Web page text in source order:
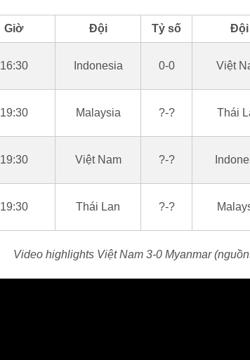
Giờ Đội Tỷ số Đội
16:30 Indonesia 0-0 Việt
19:30 Malaysia ?-? Thái
19:30 Việt Nam ?-?
19:30 Thái Lan ?-?
Video highlights Việt Nam 3-0 Myanmar